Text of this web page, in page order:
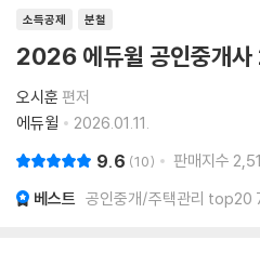
소득공제 분철
2026 에듀윌 공인중개사
오시훈 편저
에듀윌
2026.01.11.
9.6 10 판매지수
베스트 공인중개/주택관리 top20